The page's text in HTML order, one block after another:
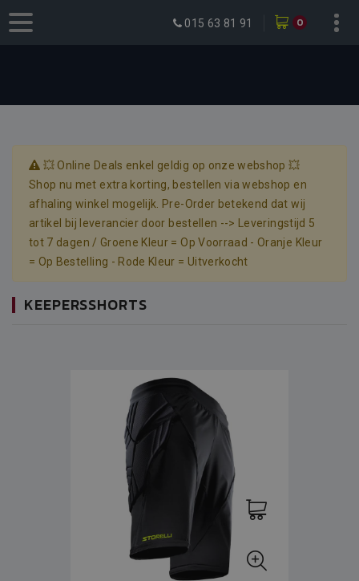
015 63 81 91 0
💥 Online Deals enkel geldig op onze webshop 💥
Shop nu met extra korting, bestellen via webshop en
afhaling winkel mogelijk. Pre-Order betekend dat wij
artikel bij leverancier door bestellen --> Leveringstijd 5
tot 7 dagen / Groene Kleur = Op Voorraad - Oranje Kleur
= Op Bestelling - Rode Kleur = Uitverkocht
KEEPERSSHORTS